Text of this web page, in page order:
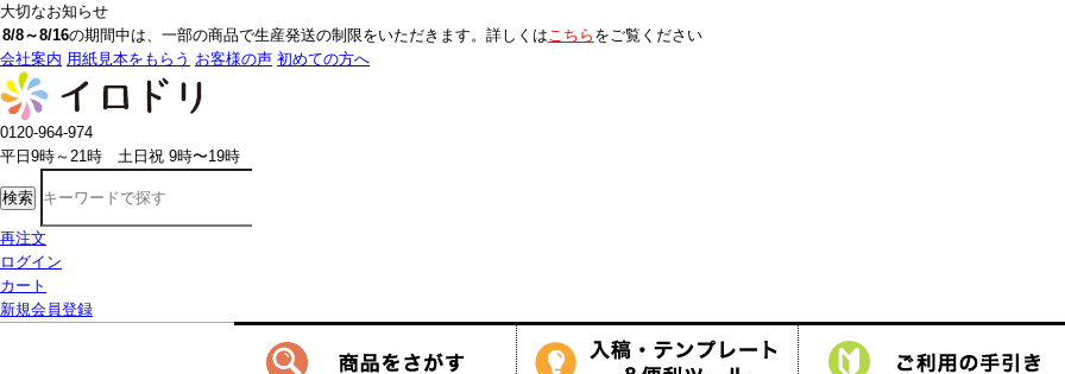
大切なお知らせ
8/8～8/16の期間中は、一部の商品で生産発送の制限をいただきます。詳しくはこちら をご覧ください
会社案内 用紙見本をもらう お客様の声 初めての方へ
0120-964-974
平日9時～21時 土日祝 9時〜19時
検索
再注文
ログイン
カート
新規会員登録